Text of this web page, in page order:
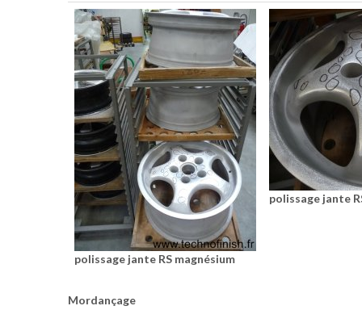
polissage jante RS magnésium
polissage jante
Mordançage